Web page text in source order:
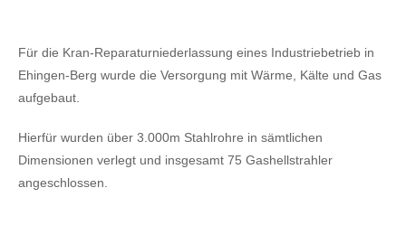
Für die Kran-Reparaturniederlassung eines Industriebetrieb in
Ehingen-Berg wurde die Versorgung mit Wärme, Kälte und Gas
aufgebaut.
Hierfür wurden über 3.000m Stahlrohre in sämtlichen
Dimensionen verlegt und insgesamt 75 Gashellstrahler
angeschlossen.